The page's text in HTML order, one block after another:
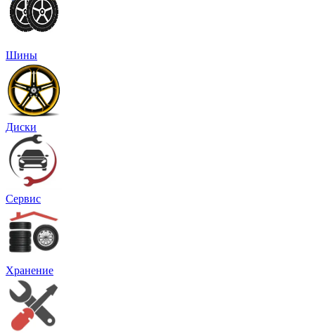
Шины
Диски
Сервис
Хранение